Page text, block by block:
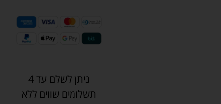
ניתן לשלם עד 4
תשלומים שווים ללא